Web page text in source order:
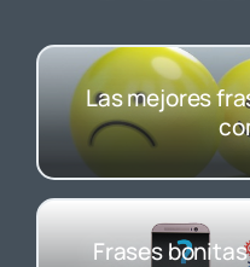
Las mejores
Frases